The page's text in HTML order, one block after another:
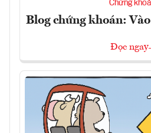
Chứng
Blog chứng khoán:
Đọc ngay